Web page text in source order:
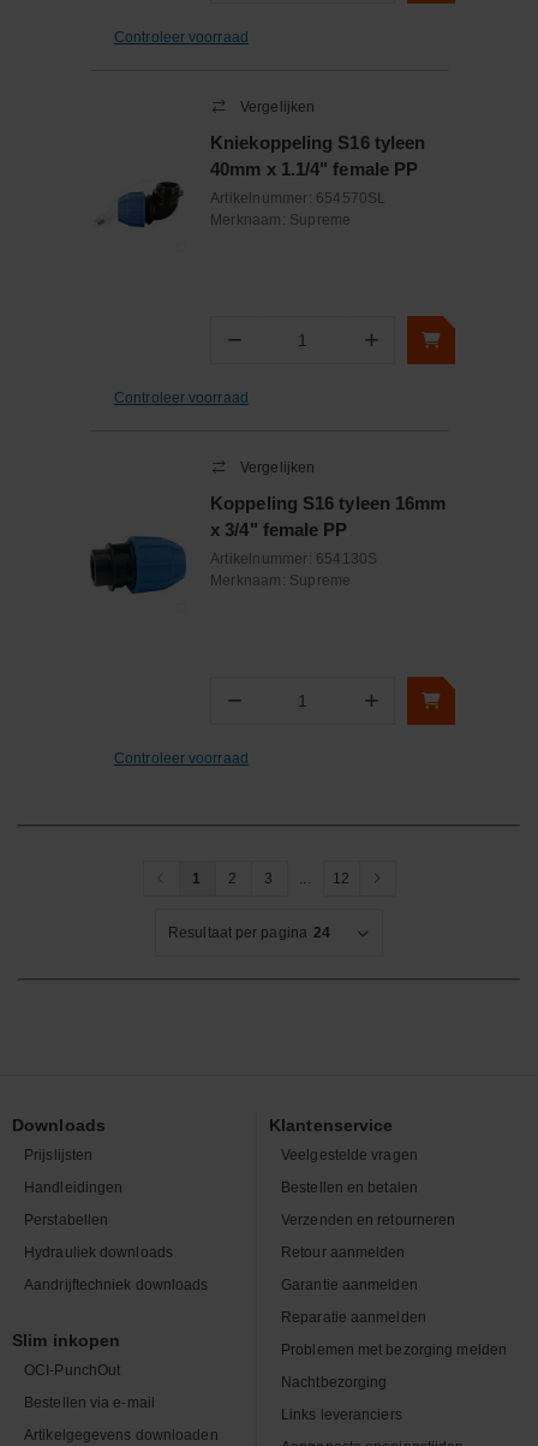
Controleer voorraad
Vergelijken
Kniekoppeling S16 tyleen
40mm x 1.1/4" female PP
Artikelnummer: 654570SL
Merknaam: Supreme
− Aantal +
Controleer voorraad
Vergelijken
Koppeling S16 tyleen 16mm
x 3/4" female PP
Artikelnummer: 654130S
Merknaam: Supreme
− Aantal +
Controleer voorraad
1 2 3 ... 12
Resultaat per pagina 24
Downloads
Prijslijsten
Handleidingen
Perstabellen
Hydrauliek downloads
Aandrijftechniek downloads
Slim inkopen
OCI-PunchOut
Bestellen via e-mail
Artikelgegevens downloaden
Klantenservice
Veelgestelde vragen
Bestellen en betalen
Verzenden en retourneren
Retour aanmelden
Garantie aanmelden
Reparatie aanmelden
Problemen met bezorging melden
Nachtbezorging
Links leveranciers